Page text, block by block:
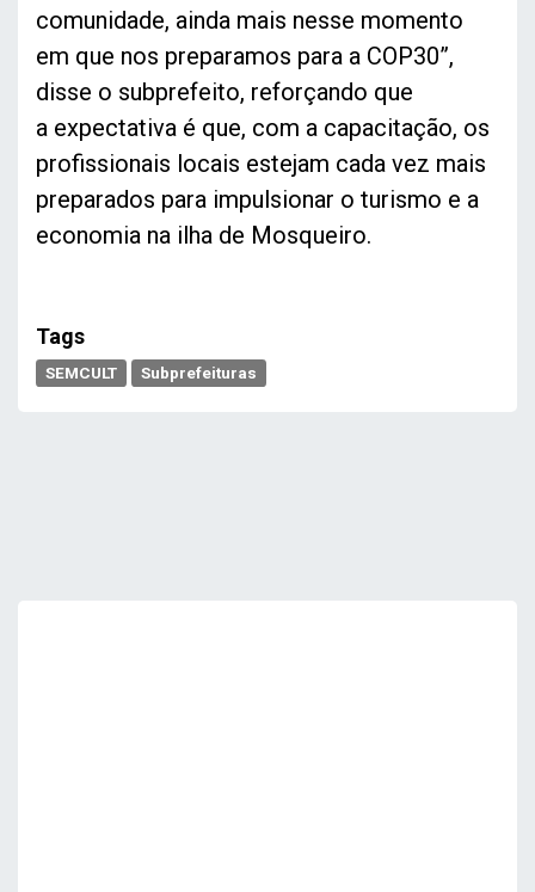
comunidade, ainda mais nesse momento
em que nos preparamos para a COP30”,
disse o subprefeito, reforçando que
a expectativa é que, com a capacitação, os
profissionais locais estejam cada vez mais
preparados para impulsionar o turismo e a
economia na ilha de Mosqueiro.
Tags
SEMCULT Subprefeituras